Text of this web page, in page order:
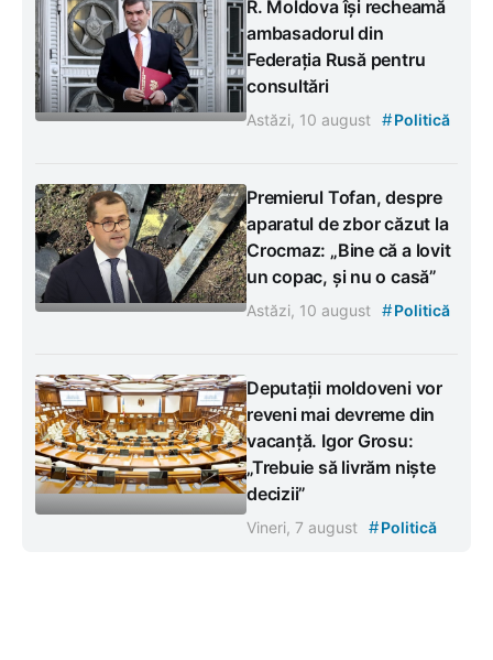
R. Moldova își recheamă
ambasadorul din
Federația Rusă pentru
consultări
Astăzi, 10 august #Politică
Premierul Tofan, despre
aparatul de zbor căzut la
Crocmaz: „Bine că a lovit
un copac, și nu o casă”
Astăzi, 10 august #Politică
Deputații moldoveni vor
reveni mai devreme din
vacanță. Igor Grosu:
„Trebuie să livrăm niște
decizii”
Vineri, 7 august #Politică